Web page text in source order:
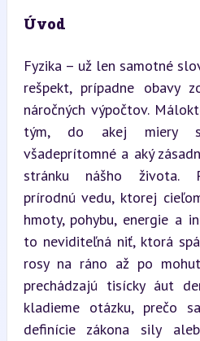
Úvod
Fyzika – už len samotné
rešpekt, prípadne obavy
náročných výpočtov.
tým, do akej miery
všadeprítomné a aký
stránku nášho života.
prírodnú vedu, ktorej
hmoty, pohybu, energie a
to neviditeľná niť, ktorá
rosy na ráno až po
prechádzajú tisícky áut
kladieme otázku, prečo
definície zákona sily